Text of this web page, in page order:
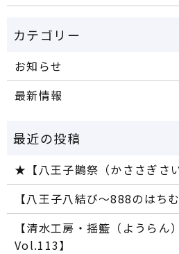
お知らせ
最新情報
★【八王子鵲祭（かささぎさい
【八王子八結び～888のはちむ
【清水工房・揺籃（ようら
Vol.113】